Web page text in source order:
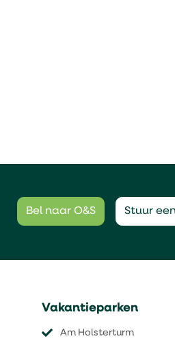
Bel naar O&S Stuur
Vakantieparken
Am Holsterturm